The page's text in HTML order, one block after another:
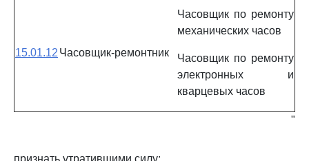
15.01.12 Часовщик-ремонтник
Часовщик по ремонту
механических часов
Часовщик по ремонту
электронных и
кварцевых часов
"
признать утратившими силу;